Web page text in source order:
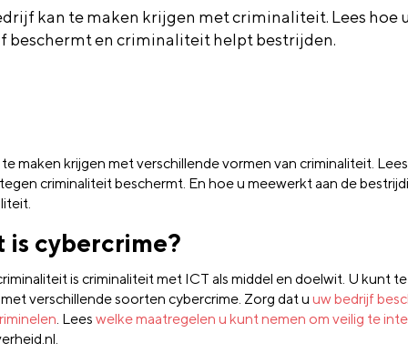
kan te maken krijgen met criminaliteit. Lees hoe
beschermt en criminaliteit helpt bestrijden.
maken krijgen met verschillende vormen van criminaliteit.
criminaliteit beschermt. En hoe u meewerkt aan de
is cybercrime?
is criminaliteit met ICT als middel en doelwit. U kunt
verschillende soorten cybercrime. Zorg dat u uw bedrijf
. Lees welke maatregelen u kunt nemen om veilig te